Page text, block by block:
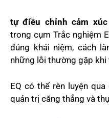
tự điều chỉnh cảm xúc
trong cụm Trắc nghiệm
đúng khái niệm, cách
những lỗi thường gặp khi
EQ có thể rèn luyện
quản trị căng thẳng và